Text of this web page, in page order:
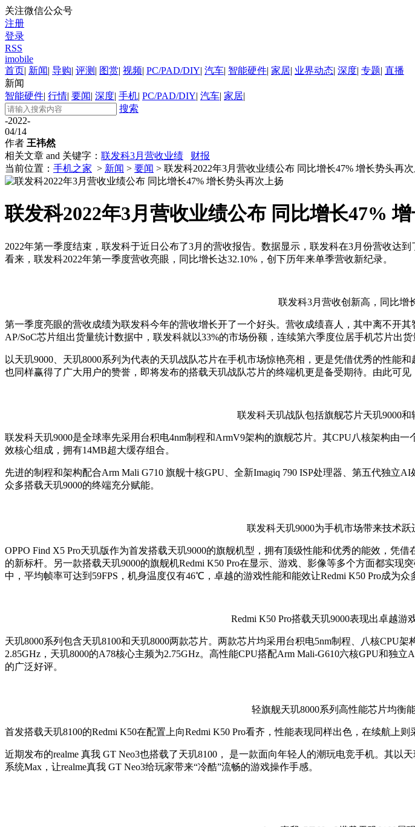
关注微信公众号
注册
登录
RSS
imobile
首页| 新闻| 导购| 评测 | 图赏| 视频| PC/PAD/DIY| 汽车| 智能硬件| 家居| 业界动态| 深度| 专题| 直播
新闻
智能硬件| 行情| 要闻| 深度| 手机| PC/PAD/DIY| 汽车| 家居|
搜索
-2022-
04/14
作者 王祎然
相关文章 and 关键字： 联发科3月营收业绩
财报
当前位置： 手机之家 > 新闻 > 要闻 > 联发科2022年3月营收业绩公布 同比增长47% 增长势头再
联发科2022年3月营收业绩公布 同比增长47%
2022年第一季度结束，联发科于近日公布了3月的营收报告。数据显示，联发科在3月份营收达
看来，联发科2022年第一季度营收亮眼，同比增长达32.10%，创下历年来单季营收新纪录。
联发科3月营收创新高，同比增
第一季度亮眼的营收成绩为联发科今年的营收增长开了一个好头。营收成绩喜人，其中离不开
AP/SoC芯片组出货量统计数据中，联发科就以33%的市场份额，连续第六季度位居手机芯片出货
以天玑9000、天玑8000系列为代表的天玑战队芯片在手机市场惊艳亮相，更是凭借优秀的性能
也同样赢得了广大用户的赞誉，即将发布的搭载天玑战队芯片的终端机更是备受期待。由此可
联发科天玑战队包括旗舰芯片天玑9000和
联发科天玑9000是全球率先采用台积电4nm制程和ArmV9架构的旗舰芯片。其CPU八核架构由
效核心组成，拥有14MB超大缓存组合。
先进的制程和架构配合Arm Mali G710 旗舰十核GPU、全新Imagiq 790 ISP处理器、第五代独
众多搭载天玑9000的终端充分赋能。
联发科天玑9000为手机市场带来技术跃
OPPO Find X5 Pro天玑版作为首发搭载天玑9000的旗舰机型，拥有顶级性能和优秀的能效，凭
的新标杆。另一款搭载天玑9000的旗舰机Redmi K50 Pro在显示、游戏、影像等多个方面都实
中，平均帧率可达到59FPS，机身温度仅有46℃，卓越的游戏性能和能效让Redmi K50 Pro成为众
Redmi K50 Pro搭载天玑9000表现出卓越游
天玑8000系列包含天玑8100和天玑8000两款芯片。两款芯片均采用台积电5nm制程、八核CPU
2.85GHz，天玑8000的A78核心主频为2.75GHz。高性能CPU搭配Arm Mali-G610六核GPU和独
的广泛好评。
轻旗舰天玑8000系列高性能芯片均衡
首发搭载天玑8100的Redmi K50在配置上向Redmi K50 Pro看齐，性能表现同样出色，在续航上
近期发布的realme 真我 GT Neo3也搭载了天玑8100， 是一款面向年轻人的潮玩电竞手机。其
系统Max，让realme真我 GT Neo3给玩家带来“冷酷”流畅的游戏操作手感。